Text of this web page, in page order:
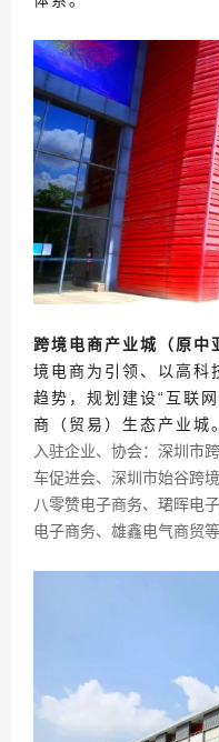
跨境电商产业城（原中
境电商为引领、以高科
趋势，规划建设“互联
商（贸易）生态产业城。
入驻企业、协会：深圳市
车促进会、深圳市始谷跨
八零赞电子商务、珺晖电
电子商务、雄鑫电气商贸等